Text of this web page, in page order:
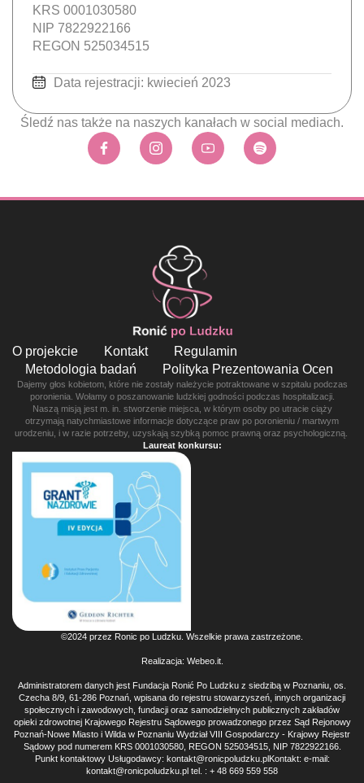
KRS 0001030580
NIP 7822922166
REGON 525034515
Data rejestracji: kwiecień 2023
Śledź nas także na naszych kanałach w social mediach.
O projekcie Kontakt
Regulamin
Metodologia badań
Polityka Prezentowania Ocen
Dajemy głos kobietom, które nie zostały należycie potraktowane w szpitalu podczas
poronienia. Wołamy o poszanowanie ludzkiej godności podczas hospitalizacji.
Naszą misją jest m. in. stworzenie miejsca, w którym osoby po utracie ciąży
otrzymają natychmiastowe informacje dotyczące praw po poronieniu / martwym
urodzeniu, i w razie potrzeby, uzyskają szybką pomoc prawną oraz psychologiczną.
Laureat konkursu:
©2024 przez Ronic po Ludzku. Wszelkie prawa zastrzeżone.
Realizacja: Webeo.it.
Administratorem danych jest Fundacja Ronić Po Ludzku z siedzibą w Poznaniu, os.
Czecha 8/9, 61-286 Poznań, wpisana do rejestru stowarzyszeń, innych organizacji
społecznych i zawodowych, fundacji oraz samodzielnych publicznych zakładów
opieki zdrowotnej Krajowego Rejestru Sądowego prowadzonego przez Sąd Rejonowy
Poznań-Nowe Miasto i Wilda w Poznaniu Wydział VIII Gospodarczy - Krajowy Rejestr
Sądowy pod numerem KRS 0001030580, REGON 525034515, NIP 7822922166.
Punkt kontaktowy Usługodawcy: kontakt@ronicpoludzku.plKontakt: e-mail:
kontakt@ronicpoludzku.pl tel. : + 48 669 559 558